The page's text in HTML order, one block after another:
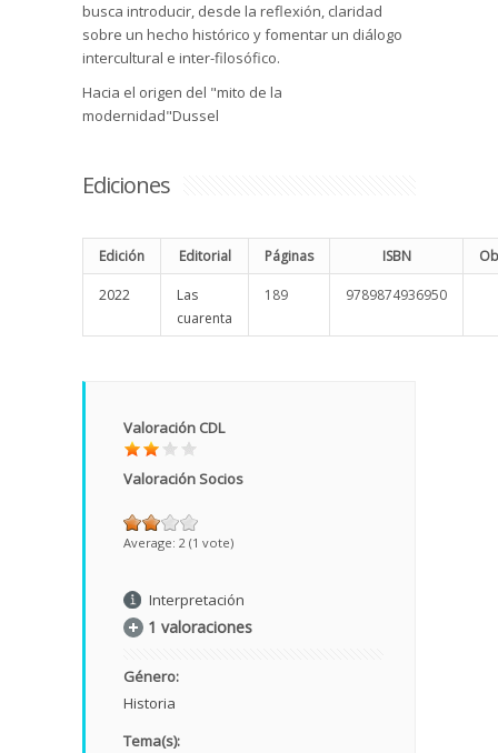
busca introducir, desde la reflexión, claridad
sobre un hecho histórico y fomentar un diálogo
intercultural e inter-filosófico.
Hacia el origen del "mito de la
modernidad"Dussel
Ediciones
Edición Editorial Páginas ISBN
2022
Las
cuarenta
189 9789874936950
Valoración CDL
Valoración Socios
Average: 2 (1 vote)
Interpretación
1 valoraciones
Género:
Historia
Tema(s):